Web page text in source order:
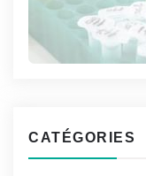
CATÉGORIES